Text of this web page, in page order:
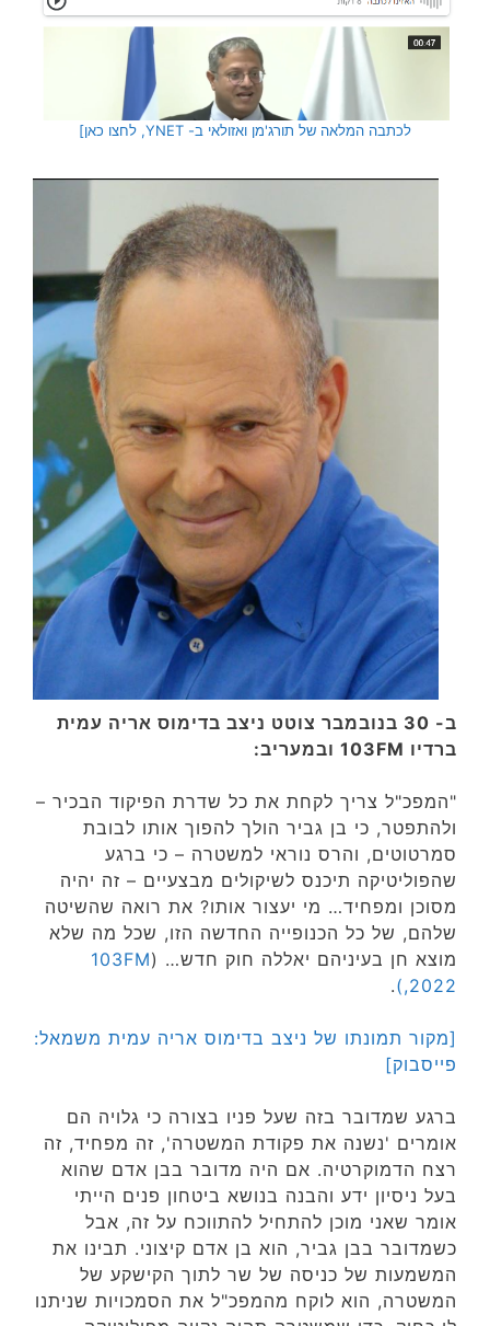
לכתבה המלאה של תורג'מן ואזולאי ב- YNET, לחצו כאן]
ב- 30 בנובמבר צוטט ניצב בדימוס אריה עמית
ברדיו 103FM ובמעריב:
"המפכ"ל צריך לקחת את כל שדרת הפיקוד הבכיר –
ולהתפטר, כי בן גביר הולך להפוך אותו לבובת
סמרטוטים, והרס נוראי למשטרה – כי ברגע
שהפוליטיקה תיכנס לשיקולים מבצעיים – זה יהיה
מסוכן ומפחיד… מי יעצור אותו? את רואה שהשיטה
שלהם, של כל הכנופייה החדשה הזו, שכל מה שלא
מוצא חן בעיניהם יאללה חוק חדש… (103FM
,2022)
.
[מקור תמונתו של ניצב בדימוס אריה עמית משמאל:
פייסבוק]
ברגע שמדובר בזה שעל פניו בצורה כי גלויה הם
אומרים 'נשנה את פקודת המשטרה', זה מפחיד, זה
רצח הדמוקרטיה. אם היה מדובר בבן אדם שהוא
בעל ניסיון ידע והבנה בנושא ביטחון פנים הייתי
אומר שאני מוכן להתחיל להתווכח על זה, אבל
כשמדובר בבן גביר, הוא בן אדם קיצוני. תבינו את
המשמעות של כניסה של שר לתוך הקישקע של
המשטרה, הוא לוקח מהמפכ"ל את הסמכויות שניתנו